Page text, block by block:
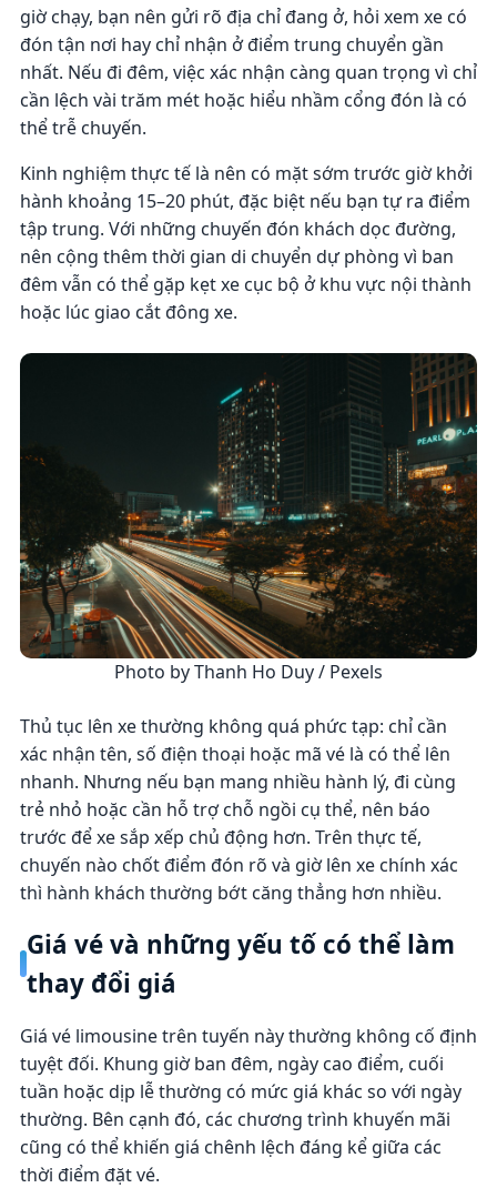
giờ chạy, bạn nên gửi rõ địa chỉ đang ở, hỏi xem xe có
đón tận nơi hay chỉ nhận ở điểm trung chuyển gần
nhất. Nếu đi đêm, việc xác nhận càng quan trọng vì chỉ
cần lệch vài trăm mét hoặc hiểu nhầm cổng đón là có
thể trễ chuyến.
Kinh nghiệm thực tế là nên có mặt sớm trước giờ khởi
hành khoảng 15–20 phút, đặc biệt nếu bạn tự ra điểm
tập trung. Với những chuyến đón khách dọc đường,
nên cộng thêm thời gian di chuyển dự phòng vì ban
đêm vẫn có thể gặp kẹt xe cục bộ ở khu vực nội thành
hoặc lúc giao cắt đông xe.
Photo by Thanh Ho Duy / Pexels
Thủ tục lên xe thường không quá phức tạp: chỉ cần
xác nhận tên, số điện thoại hoặc mã vé là có thể lên
nhanh. Nhưng nếu bạn mang nhiều hành lý, đi cùng
trẻ nhỏ hoặc cần hỗ trợ chỗ ngồi cụ thể, nên báo
trước để xe sắp xếp chủ động hơn. Trên thực tế,
chuyến nào chốt điểm đón rõ và giờ lên xe chính xác
thì hành khách thường bớt căng thẳng hơn nhiều.
Giá vé và những yếu tố có thể làm
thay đổi giá
Giá vé limousine trên tuyến này thường không cố định
tuyệt đối. Khung giờ ban đêm, ngày cao điểm, cuối
tuần hoặc dịp lễ thường có mức giá khác so với ngày
thường. Bên cạnh đó, các chương trình khuyến mãi
cũng có thể khiến giá chênh lệch đáng kể giữa các
thời điểm đặt vé.